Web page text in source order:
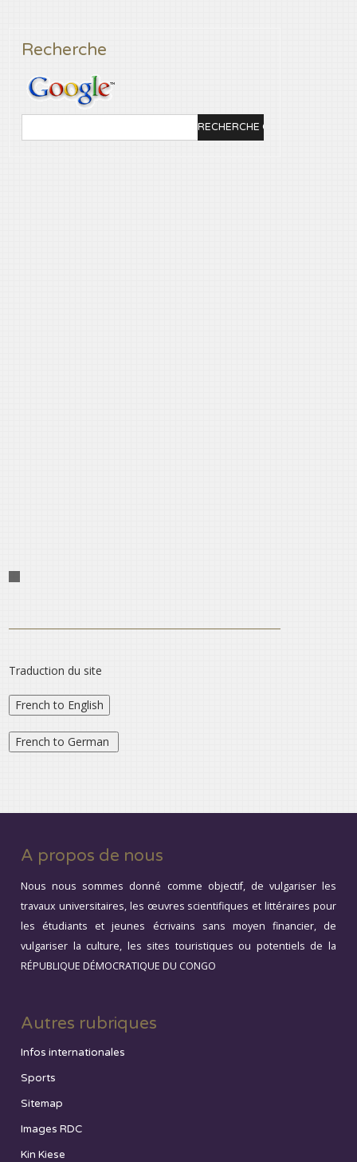
Recherche
Traduction du site
A propos de nous
Nous nous sommes donné comme objectif, de vulgariser les
travaux universitaires, les œuvres scientifiques et littéraires pour
les étudiants et jeunes écrivains sans moyen financier, de
vulgariser la culture, les sites touristiques ou potentiels de la
RÉPUBLIQUE DÉMOCRATIQUE DU CONGO
Autres rubriques
Infos internationales
Sports
Sitemap
Images RDC
Kin Kiese